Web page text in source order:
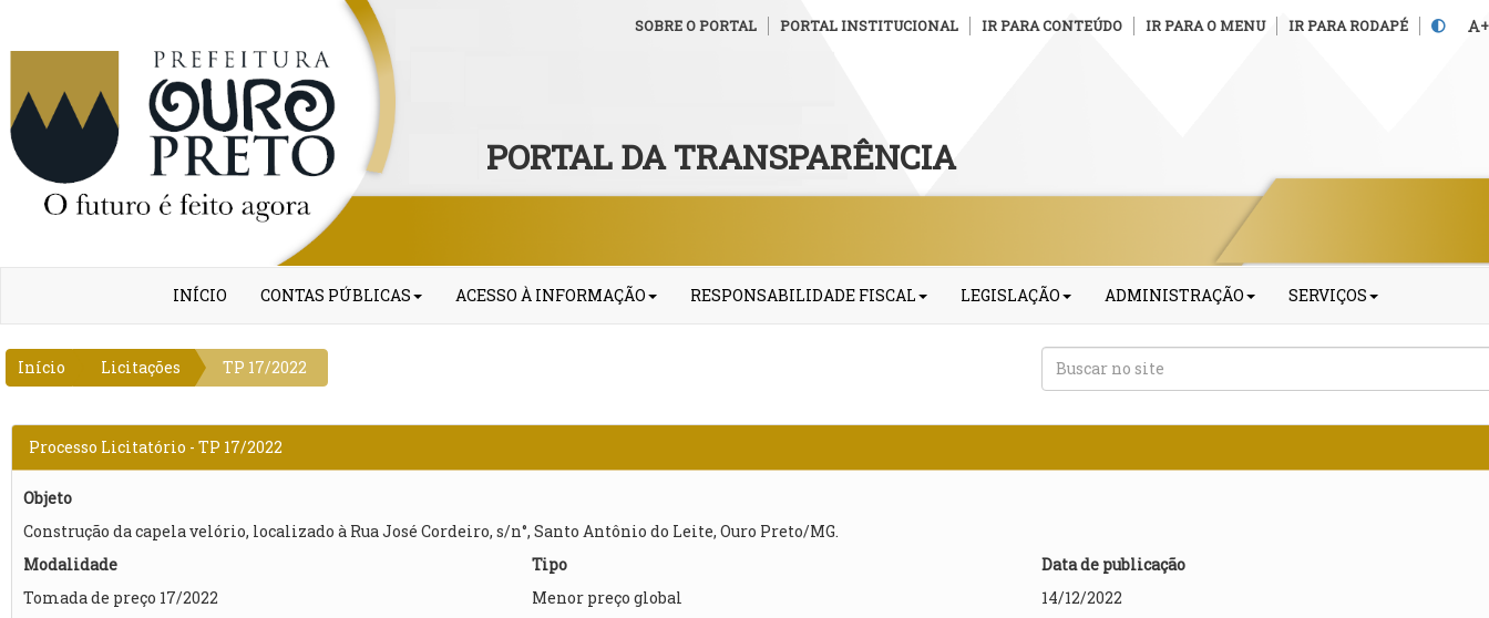
SOBRE O PORTAL PORTAL INSTITUCIONAL IR PARA CONTEÚDO IR PARA O MENU IR PARA RODAPÉ +
PORTAL DA TRANSPARÊNCIA
INÍCIO CONTAS PÚBLICAS ACESSO À INFORMAÇÃO RESPONSABILIDADE FISCAL LEGISLAÇÃO ADMINISTRAÇÃO SERVIÇOS
Início Licitações TP 17/2022
Processo Licitatório - TP 17/2022
Objeto
Construção da capela velório, localizado à Rua José Cordeiro, s/n°, Santo Antônio do Leite, Ouro Preto/MG.
Modalidade
Tomada de preço 17/2022
Tipo
Menor preço global
Data de publicação
14/12/2022